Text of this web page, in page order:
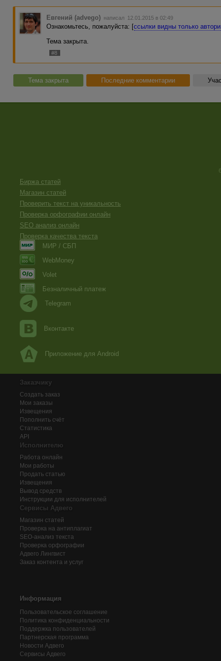
Евгений (advego) написал 12.01.2015 в 02:49
Ознакомьтесь, пожалуйста: [ссылки видны только
Тема закрыта.
#8
Тема закрыта Последние комментарии
Биржа статей
Магазин статей
Проверить текст на уникальность
Проверка орфографии онлайн
SEO анализ онлайн
Проверка качества текста
МИР / СБП
WebMoney
Volet
Безналичный платеж
Telegram
Вконтакте
Приложение для Android
Заказчику
Создать заказ
Мои заказы
Извещения
Пополнить счёт
Статистика
API
Исполнителю
Работа онлайн
Мои работы
Продать статью
Извещения
Вывод средств
Инструкции для исполнителей
Сервисы Адвего
Магазин статей
Проверка на антиплагиат
SEO-анализ текста
Проверка орфографии
Адвего Лингвист
Заказ контента и услуг
Информация
Пользовательское соглашение
Политика конфиденциальности
Поддержка пользователей
Партнерская программа
Новости Адвего
Сервисы Адвего